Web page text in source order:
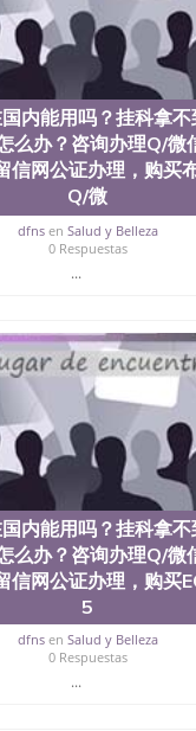
、客户提供相关材料，
案； 2、补充毕业证成
册申请账号，付定金；
员陪同客户本人一起去
，完成结果书留服直
结果，付余款。 我们
单所使用的材料，尺
，阴影底纹，钢印
银复合重叠。 文字图
，温感，复印防伪）都
了广大海外客户群体的
介， 同时能做到与时俱
业证，成绩单，资格证
质，防伪技术等等，并
达到客户的需求。 我们
价的同时，坚持较高性
，为您倾情诠释什么
q/微信:551190476 Q/微
毕业证成绩单、教育部
回国证明.
理、仿制、成绩单文
证、毕业证、成绩单
业证假学历书制作、
、毕业证文凭、文凭
证、使馆认证、使馆证
学生认证、学历认证
学历认证、留学生学位
内能用吗？挂科拿
么办？咨询办理Q/
信网公证办理，购买
Q/微
dfnsen Salud y Belleza
0 Respuestas
...
内能用吗？挂科拿
么办？咨询办理Q/
信网公证办理，购买
5
dfnsen Salud y Belleza
0 Respuestas
...